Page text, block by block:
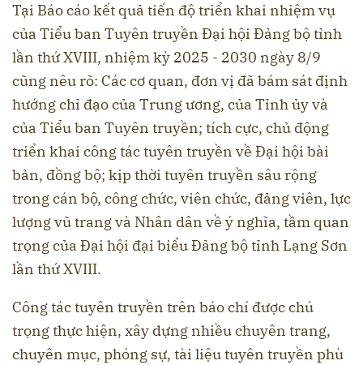
Tại Báo cáo kết quả tiến độ triển khai nhiệm vụ
của Tiểu ban Tuyên truyền Đại hội Đảng bộ tỉnh
lần thứ XVIII, nhiệm kỳ 2025 - 2030 ngày 8/9
cũng nêu rõ: Các cơ quan, đơn vị đã bám sát định
hướng chỉ đạo của Trung ương, của Tỉnh ủy và
của Tiểu ban Tuyên truyền; tích cực, chủ động
triển khai công tác tuyên truyền về Đại hội bài
bản, đồng bộ; kịp thời tuyên truyền sâu rộng
trong cán bộ, công chức, viên chức, đảng viên, lực
lượng vũ trang và Nhân dân về ý nghĩa, tầm quan
trọng của Đại hội đại biểu Đảng bộ tỉnh Lạng Sơn
lần thứ XVIII.
Công tác tuyên truyền trên báo chí được chú
trọng thực hiện, xây dựng nhiều chuyên trang,
chuyên mục, phóng sự, tài liệu tuyên truyền phù